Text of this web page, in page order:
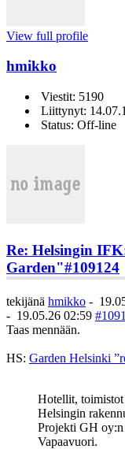
View full profile
hmikko
Viestit: 5190
Liittynyt:
Status: Off-line
Re: Helsingin
Garden"#109124
tekijänä hmikko -
- 19.05.26 02:59
Taas mennään.
HS: Garden Helsinki
Hotellit, toimistot
Helsingin
Projekti GH oy:n
Vapaavuori.